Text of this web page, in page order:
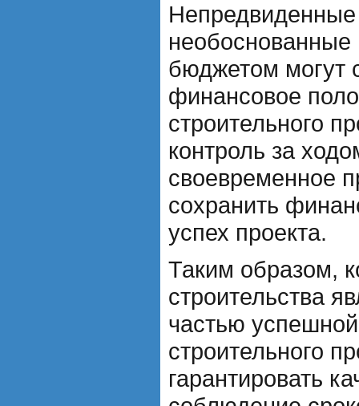
Непредвиденные
бюджетом могут
финансовое
строительного
контроль за
своевременное
сохранить
успех проекта.
Таким образом,
строительства
частью
строительного
гарантировать